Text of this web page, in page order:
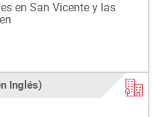
en San Vicente y las
Inglés)